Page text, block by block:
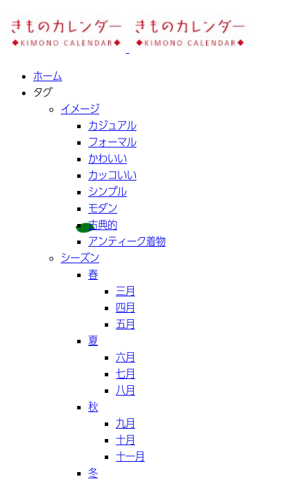
ホーム
タグ
イメージ
カジュアル
フォーマル
かわいい
カッコいい
シンプル
モダン
古典的
アンティーク着物
シーズン
春
三月
四月
五月
夏
六月
七月
八月
秋
九月
十月
十一月
冬